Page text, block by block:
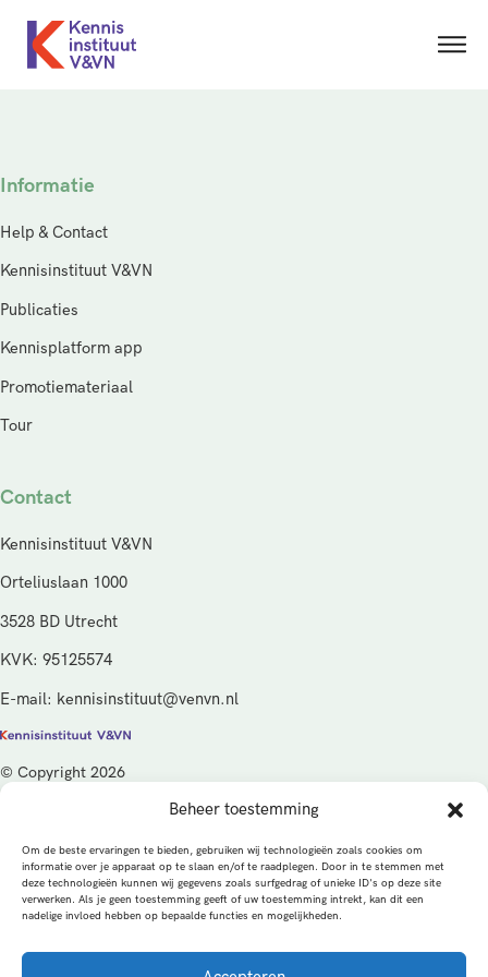
Beheer toestemming
Om de beste ervaringen te bieden, gebruiken wij technologieën zoals cookies om
informatie over je apparaat op te slaan en/of te raadplegen. Door in te stemmen met
deze technologieën kunnen wij gegevens zoals surfgedrag of unieke ID's op deze site
verwerken. Als je geen toestemming geeft of uw toestemming intrekt, kan dit een
nadelige invloed hebben op bepaalde functies en mogelijkheden.
Informatie
Help & Contact
Kennisinstituut V&VN
Publicaties
Kennisplatform app
Promotiemateriaal
Tour
Contact
Kennisinstituut V&VN
Orteliuslaan 1000
3528 BD Utrecht
KVK: 95125574
E-mail: kennisinstituut@venvn.nl
© Copyright 2026
De activiteiten van het Kennisinstituut V&VN worden gefinancierd
vanuit de kwaliteitsgelden van het ministerie van Volksgezondheid,
Welzijn en Sport (VWS), beheerd door ZonMw.
PrivacybeleidCookiesAlgemene voorwaarden